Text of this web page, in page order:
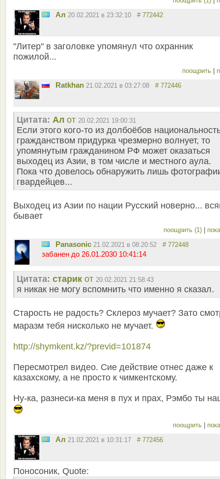
Ал 20.02.2021 в 23:32:10 # 772442
"Литер" в заголовке упомянул что охранник
пожилой...
поощрить
Ratkhan 21.02.2021 в 03:27:08 # 772446
Цитата: Ал от 20.02.2021 19:00:31
Если этого кого-то из долбоёбов
гражданством придурка чрезмерно волнует, то
упомянутым гражданином РФ может оказаться
выходец из Азии, в том числе и местного аула.
Пока что довелось обнаружить лишь
гвардейцев...
Выходец из Азии по нации Русский новерно...
бывает
поощрить (1)
Panasonic 21.02.2021 в 08:20:52 # 772448
забанен до 26.01.2030 10:41:14
Цитата: старик от 20.02.2021 21:58:43
я никак не могу вспомнить что именно я сказал.
Старость не радость? Склероз мучает? Зато
маразм тебя нисколько не мучает.
http://shymkent.kz/?previd=101874
Пересмотрел видео. Сие действие отнес даже к
казахскому, а не просто к чимкентскому.
Ну-ка, разнеси-ка меня в пух и прах, Рэмбо ты
поощрить
Ал 21.02.2021 в 10:31:17 # 772456
Поносоник, Quote: